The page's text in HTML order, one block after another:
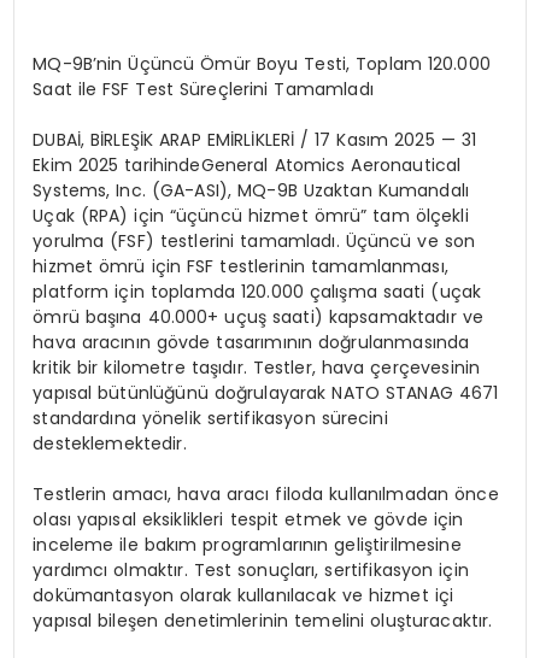
MQ-9B’nin Üçüncü Ömür Boyu Testi, Toplam 120.000
Saat ile FSF Test Süreçlerini Tamamladı
DUBAİ, BİRLEŞİK ARAP EMİRLİKLERİ / 17 Kasım 2025 — 31
Ekim 2025 tarihindeGeneral Atomics Aeronautical
Systems, Inc. (GA-ASI), MQ-9B Uzaktan Kumandalı
Uçak (RPA) için “üçüncü hizmet ömrü” tam ölçekli
yorulma (FSF) testlerini tamamladı. Üçüncü ve son
hizmetömrü için FSF testlerinin tamamlanması,
platform için toplamda 120.000 çalışma saati (uçak
ömrü başına 40.000+ uçuş saati) kapsamaktadır ve
hava aracının gövde tasarımının doğrulanmasında
kritik bir kilometre taşıdır. Testler, hava çerçevesinin
yapısal bütünlüğünü doğrulayarak NATO STANAG 4671
standardına yönelik sertifikasyon sürecini
desteklemektedir.
Testlerin amacı, hava aracı filoda kullanılmadanönce
olası yapısal eksiklikleri tespit etmek ve gövde için
inceleme ile bakım programlarının geliştirilmesine
yardımcı olmaktır. Test sonuçları, sertifikasyon için
dokümantasyon olarak kullanılacak ve hizmet içi
yapısal bileşen denetimlerinin temelini oluşturacaktır.